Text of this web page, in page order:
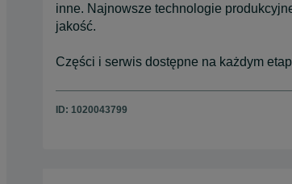
inne. Najnowsze technologie
jakość.
Części i serwis dostępne na każdym
ID: 1020043799